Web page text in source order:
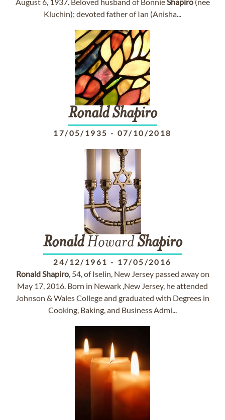
Kluchin); devoted father of Ian (Anisha...
Ronald Shapiro
17/05/1935 - 07/10/2018
RonaldHowardShapiro
24/12/1961 - 17/05/2016
RonaldShapiro, 54, of Iselin, New Jersey passed away on
May 17, 2016. Born in Newark ,New Jersey, he attended
Johnson & Wales College and graduated with Degrees in
Cooking, Baking, and Business Admi...